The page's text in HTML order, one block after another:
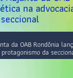
na
da OAB Rondônia
da